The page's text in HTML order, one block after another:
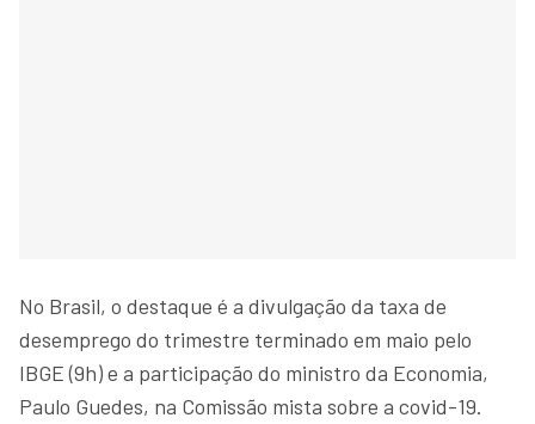
No Brasil, o destaque é a divulgação da taxa de
desemprego do trimestre terminado em maio pelo
IBGE (9h) e a participação do ministro da Economia,
Paulo Guedes, na Comissão mista sobre a covid-19.